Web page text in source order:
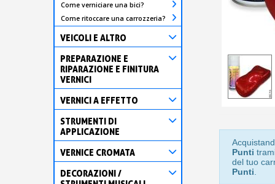
Come verniciare una bici?
Come ritoccare una carrozzeria?
VEICOLI E ALTRO
PREPARAZIONE E
RIPARAZIONE E FINITURA
VERNICI
VERNICI A EFFETTO
STRUMENTI DI
APPLICAZIONE
VERNICE CROMATA
DECORAZIONI /
Punti
del tuo
Punti.